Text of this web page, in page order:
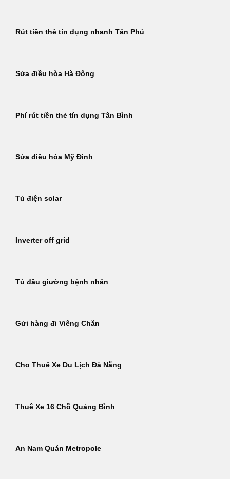
Rút tiền thẻ tín dụng nhanh Tân Phú
Sửa điều hòa Hà Đông
Phí rút tiền thẻ tín dụng Tân Bình
Sửa điều hòa Mỹ Đình
Tủ điện solar
Inverter off grid
Tủ đầu giường bệnh nhân
Gửi hàng đi Viêng Chăn
Cho Thuê Xe Du Lịch Đà Nẵng
Thuê Xe 16 Chỗ Quảng Bình
An Nam Quán Metropole